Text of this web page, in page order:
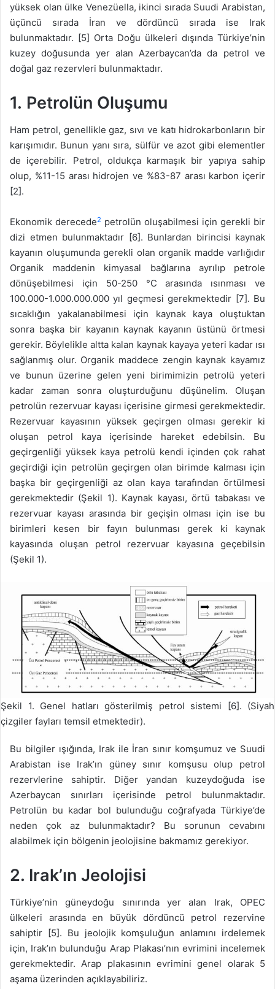
yüksek olan ülke Venezüella, ikinci sırada Suudi Arabistan,
üçüncü sırada İran ve dördüncü sırada ise Irak
bulunmaktadır. [5] Orta Doğu ülkeleri dışında Türkiye’nin
kuzey doğusunda yer alan Azerbaycan’da da petrol ve
doğal gaz rezervleri bulunmaktadır.
1. Petrolün Oluşumu
Ham petrol, genellikle gaz, sıvı ve katı hidrokarbonların bir
karışımıdır. Bunun yanı sıra, sülfür ve azot gibi elementler
de içerebilir. Petrol, oldukça karmaşık bir yapıya sahip
olup, %11-15 arası hidrojen ve %83-87 arası karbon içerir
[2].
Ekonomik derecede2 petrolün oluşabilmesi için gerekli bir
dizi etmen bulunmaktadır [6]. Bunlardan birincisi kaynak
kayanın oluşumunda gerekli olan organik madde varlığıdır
Organik maddenin kimyasal bağlarına ayrılıp petrole
dönüşebilmesi için 50-250 °C arasında ısınması ve
100.000-1.000.000.000 yıl geçmesi gerekmektedir [7]. Bu
sıcaklığın yakalanabilmesi için kaynak kaya oluştuktan
sonra başka bir kayanın kaynak kayanın üstünü örtmesi
gerekir. Böylelikle altta kalan kaynak kayaya yeteri kadar ısı
sağlanmış olur. Organik maddece zengin kaynak kayamız
ve bunun üzerine gelen yeni birimimizin petrolü yeteri
kadar zaman sonra oluşturduğunu düşünelim. Oluşan
petrolün rezervuar kayası içerisine girmesi gerekmektedir.
Rezervuar kayasının yüksek geçirgen olması gerekir ki
oluşan petrol kaya içerisinde hareket edebilsin. Bu
geçirgenliği yüksek kaya petrolü kendi içinden çok rahat
geçirdiği için petrolün geçirgen olan birimde kalması için
başka bir geçirgenliği az olan kaya tarafından örtülmesi
gerekmektedir (Şekil 1). Kaynak kayası, örtü tabakası ve
rezervuar kayası arasında bir geçişin olması için ise bu
birimleri kesen bir fayın bulunması gerek ki kaynak
kayasında oluşan petrol rezervuar kayasına geçebilsin
(Şekil 1).
Şekil 1. Genel hatları gösterilmiş petrol sistemi [6]. (Siyah
çizgiler fayları temsil etmektedir).
Bu bilgiler ışığında, Irak ile İran sınır komşumuz ve Suudi
Arabistan ise Irak’ın güney sınır komşusu olup petrol
rezervlerine sahiptir. Diğer yandan kuzeydoğuda ise
Azerbaycan sınırları içerisinde petrol bulunmaktadır.
Petrolün bu kadar bol bulunduğu coğrafyada Türkiye’de
neden çok az bulunmaktadır? Bu sorunun cevabını
alabilmek için bölgenin jeolojisine bakmamız gerekiyor.
2. Irak’ın Jeolojisi
Türkiye’nin güneydoğu sınırında yer alan Irak, OPEC
ülkeleri arasında en büyük dördüncü petrol rezervine
sahiptir [5]. Bu jeolojik komşuluğun anlamını irdelemek
için, Irak’ın bulunduğu Arap Plakası’nın evrimini incelemek
gerekmektedir. Arap plakasının evrimini genel olarak 5
aşama üzerinden açıklayabiliriz.